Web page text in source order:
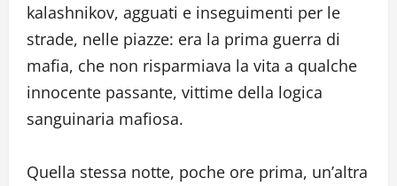
kalashnikov, agguati e inseguimenti per le
strade, nelle piazze: era la prima guerra di
mafia, che non risparmiava la vita a qualche
innocente passante, vittime della logica
sanguinaria mafiosa.
Quella stessa notte, poche ore prima, un’altra